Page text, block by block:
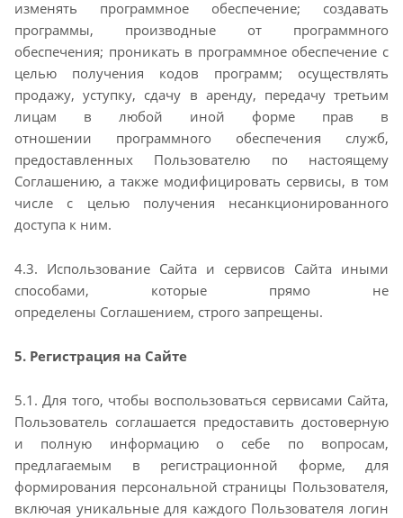
изменять программное обеспечение; создавать
программы, производные от программного
обеспечения; проникать в программное обеспечение с
целью получения кодов программ; осуществлять
продажу,уступку, сдачу в аренду, передачу третьим
лицам в любой иной форме прав в
отношении программного обеспечения служб,
предоставленных Пользователю по настоящему
Соглашению, а также модифицировать сервисы, в том
числе с целью получения несанкционированного
доступа к ним.
4.3. Использование Сайта и сервисов Сайта иными
способами, которые прямо не
определены Соглашением, строго запрещены.
5. Регистрация на Сайте
5.1. Для того, чтобы воспользоваться сервисами Сайта,
Пользователь соглашается предоставить достоверную
и полную информацию о себе по вопросам,
предлагаемым в регистрационной форме, для
формирования персональной страницы Пользователя,
включая уникальные для каждого Пользователя логин